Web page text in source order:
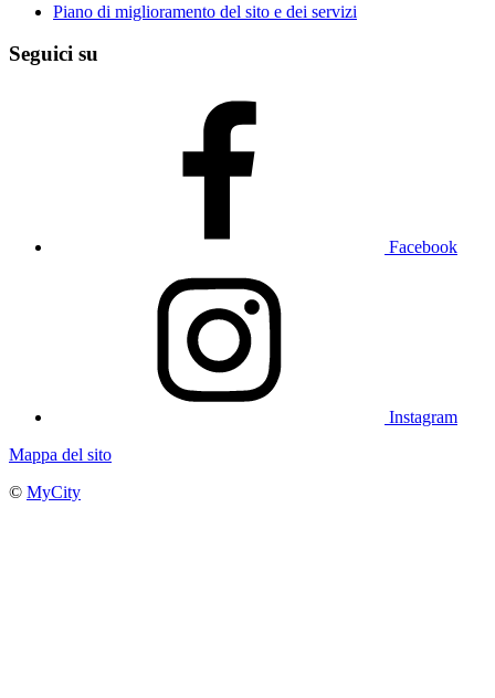
Piano di miglioramento del sito e dei servizi
Seguici su
Facebook
Instagram
Mappa del sito
© MyCity